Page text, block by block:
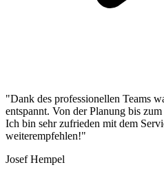
"Dank des professionellen Teams
entspannt. Von der Planung bis
Ich bin sehr zufrieden mit dem
weiterempfehlen!"
Josef Hempel